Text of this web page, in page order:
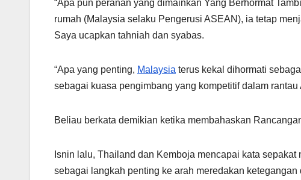
“Apa pun peranan yang dimainkan Yang Berhormat
rumah (Malaysia selaku Pengerusi ASEAN), ia tetap
Saya ucapkan tahniah dan syabas.
“Apa yang penting, Malaysia terus kekal dihormati
sebagai kuasa pengimbang yang kompetitif dalam rantau
Beliau berkata demikian ketika membahaskan
Isnin lalu, Thailand dan Kemboja mencapai kata
sebagai langkah penting ke arah meredakan